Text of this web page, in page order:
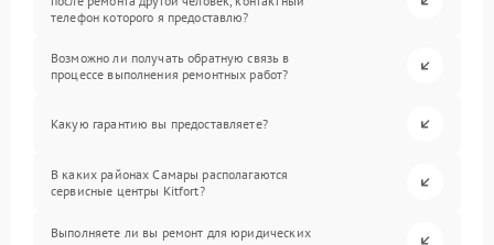
телефон которого я предоставлю?
Возможно ли получать обратную связь в
процессе выполнения ремонтных работ?
Какую гарантию вы предоставляете?
В каких районах Самары располагаются
сервисные центры Kitfort?
Выполняете ли вы ремонт для юридических